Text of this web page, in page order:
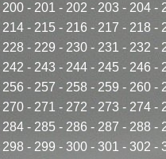
200 - 201 - 202 - 203 - 204 -
214- 215- 216 - 217 - 218-
228 - 229 - 230 - 231 - 232 -
242 - 243 - 244 - 245 - 246 -
256 - 257 - 258 - 259 - 260 -
270 - 271 - 272 - 273 - 274 -
284 - 285 - 286 - 287 - 288 -
298 - 299 - 300 - 301 - 302 -